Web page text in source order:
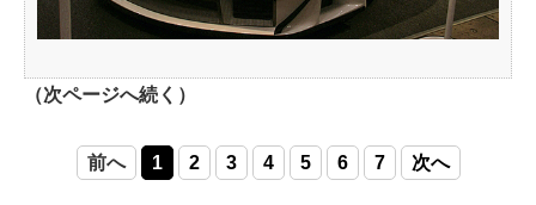
（次ページへ続く）
前へ 1 2 3 4 5 6 7 次へ